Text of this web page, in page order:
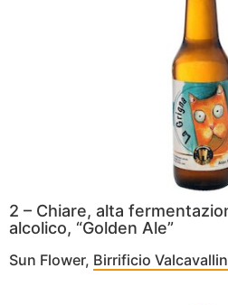
2 – Chiare, alta
alcolico, “Golden Ale”
Sun Flower, Birrificio